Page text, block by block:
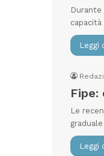
Leggi
Fipe:
Le
Leggi